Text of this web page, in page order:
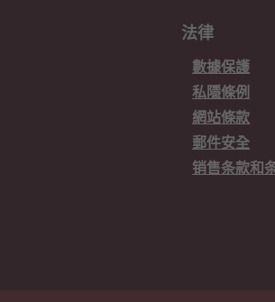
法律
數據保護
私隱條例
網站條款
郵件安全
销售条款和